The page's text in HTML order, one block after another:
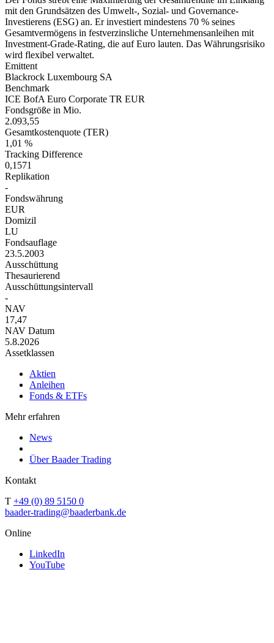
mit den Grundsätzen des Umwelt-, Sozial- und Governance-
Investierens (ESG) an. Er investiert mindestens 70 % seines
Gesamtvermögens in festverzinsliche Unternehmensanleihen mit
Investment-Grade-Rating, die auf Euro lauten. Das Währungsrisiko
wird flexibel verwaltet.
Emittent
Blackrock Luxembourg SA
Benchmark
ICE BofA Euro Corporate TR EUR
Fondsgröße in Mio.
2.093,55
Gesamtkostenquote (TER)
1,01 %
Tracking Difference
0,1571
Replikation
-
Fondswährung
EUR
Domizil
LU
Fondsauflage
23.5.2003
Ausschüttung
Thesaurierend
Ausschüttungsintervall
-
NAV
17,47
NAV Datum
5.8.2026
Assetklassen
Aktien
Anleihen
Fonds & ETFs
Mehr erfahren
News
Über Baader Trading
Kontakt
T +49 (0) 89 5150 0
baader-trading@baaderbank.de
Online
LinkedIn
YouTube